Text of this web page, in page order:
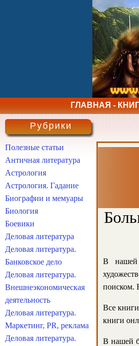
ГЛАВНАЯ -
В нашей
поиском.
Все
книги
В нашей
Рубрики
Полезные статьи
Античная литература
Астрология
Астрология. Гадание
Биографии и мемуары
Биология
Боевики
Деловая литература
Деловая литература.
Банковское дело
Деловая литература.
Внешнеэкономическая
деятельность
Деловая литература.
Маркетинг, PR, реклама
Деловая литература.